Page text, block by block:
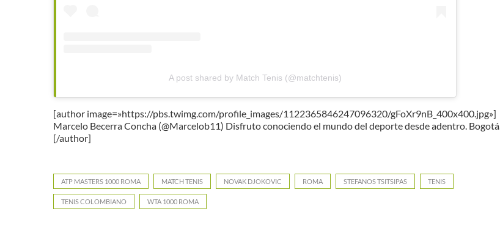
A post shared by Match Tenis (@matchtenis)
[author image=»https://pbs.twimg.com/profile_images/1122365846247096320/gFoXr9nB_400x400.jpg»]
Marcelo Becerra Concha (@Marcelob11) Disfruto conociendo el mundo del deporte desde adentro. Bogotá.
[/author]
ATP MASTERS 1000 ROMA MATCH TENIS NOVAK DJOKOVIC ROMA STEFANOS TSITSIPAS TENIS
TENIS COLOMBIANO WTA 1000 ROMA